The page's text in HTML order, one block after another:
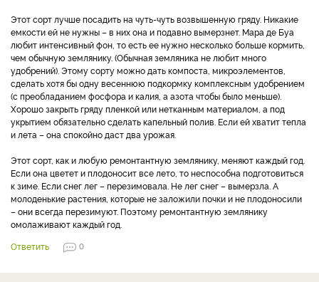
Этот сорт лучше посадить на чуть-чуть возвышенную гряду. Никакие
емкости ей не нужны – в них она и подавно вымерзнет. Мара де Буа
любит интенсивный фон, то есть ее нужно несколько больше кормить,
чем обычную землянику. (Обычная земляника не любит много
удобрений). Этому сорту можно дать компоста, микроэлементов,
сделать хотя бы одну весеннюю подкормку комплексным удобрением
(с преобладанием фосфора и калия, а азота чтобы было меньше).
Хорошо закрыть гряду пленкой или нетканным материалом, а под
укрытием обязательно сделать капельный полив. Если ей хватит тепла
и лета – она спокойно даст два урожая.
Этот сорт, как и любую ремонтантную землянику, меняют каждый год.
Если она цветет и плодоносит все лето, то неспособна подготовиться
к зиме. Если снег лег – перезимовала. Не лег снег – вымерзла. А
молоденькие растения, которые не заложили почки и не плодоносили
– они всегда перезимуют. Поэтому ремонтантную землянику
омолаживают каждый год.
Ответить
0